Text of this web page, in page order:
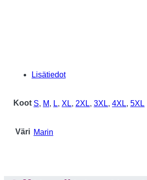
Lisätiedot
Koot S, M, L, XL, 2XL, 3XL, 4XL, 5XL
Väri Marin